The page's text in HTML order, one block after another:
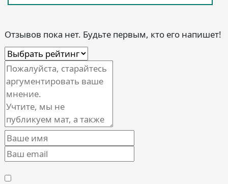
Отзывов пока нет. Будьте первым, кто его напишет!